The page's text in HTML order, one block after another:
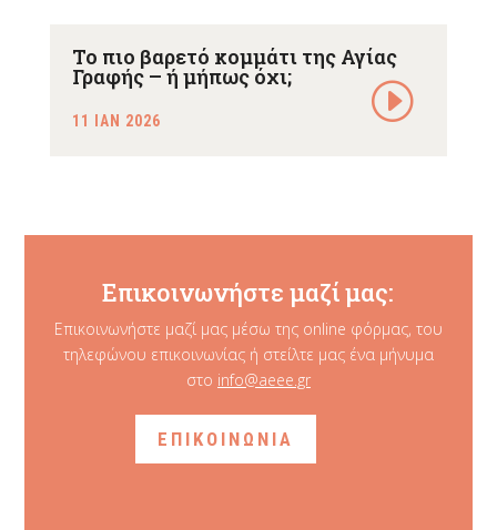
Το πιο βαρετό κομμάτι της Αγίας
Γραφής – ή μήπως όχι;
11 ΙΑΝ 2026
Επικοινωνήστε μαζί μας:
Επικοινωνήστε μαζί μας μέσω της online φόρμας, του
τηλεφώνου επικοινωνίας ή στείλτε μας ένα μήνυμα
στο info@aeee.gr
ΕΠΙΚΟΙΝΩΝΙΑ